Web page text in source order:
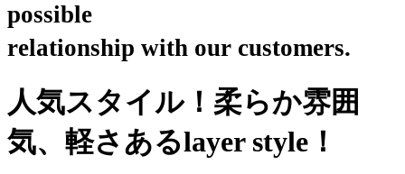
possible
relationship with our customers.
人気スタイル！柔らか雰囲
気、軽さあるlayer style！